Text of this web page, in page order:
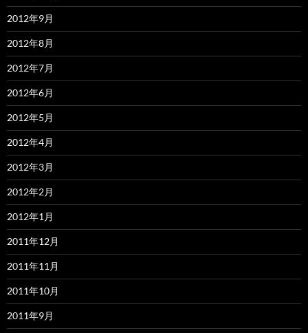
2012年9月
2012年8月
2012年7月
2012年6月
2012年5月
2012年4月
2012年3月
2012年2月
2012年1月
2011年12月
2011年11月
2011年10月
2011年9月